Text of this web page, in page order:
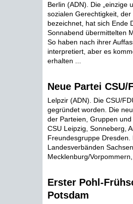
Berlin (ADN). Die „einzige
sozialen Gerechtigkeit,
bezeichnet, hat sich Ende
Sonnabend übermittelten
So haben nach ihrer
interpretiert, aber es
erhalten ...
Neue Partei
Lelpzir (ADN). Die CSU/
gegründet worden. Die
der Parteien, Gruppen
CSU Leipzig, Sonneberg,
Freundesgruppe
Landesverbänden
Mecklenburg/
Erster Pohl-
Potsdam